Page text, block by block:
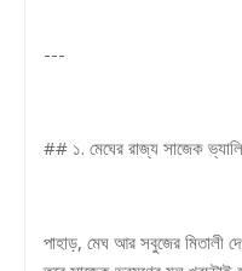
---
## ১. মেঘের রাজ্য সাজেক
পাহাড়, মেঘ আর সবুজের মিতালী